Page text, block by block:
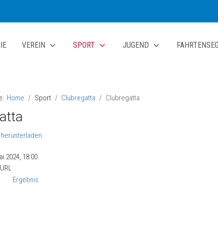
VEREIN SPORT JUGEND
Home Sport Clubregatta Clubregatta
2024, 18:00
Ergebnis